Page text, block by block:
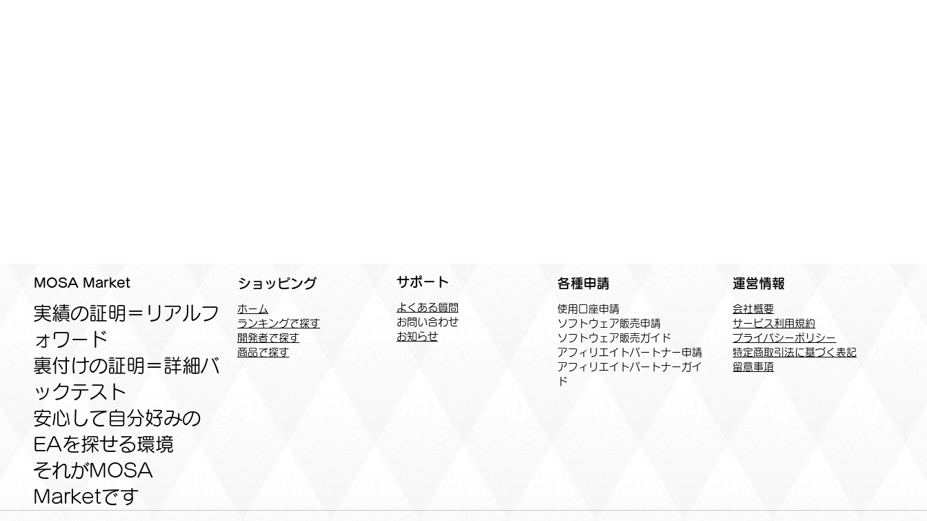
MOSA Market
実績の証明＝リアルフ
ォワード
裏付けの証明＝詳細バ
ックテスト
安心して自分好みの
EAを探せる環境
​それがMOSA
Marketです
ショッピング
ホーム
ランキングで探す
開発者で探す
商品で探す
サポート
よくある質問
お問い合わせ
お知らせ
各種申請
​使用口座申請
ソフトウェア販売申請
ソフトウェア販売ガイド
アフィリエイトパートナー申請​
​アフィリエイトパートナーガイ
ド
運営情報
会社概要
サービス利用規約
プライバシーポリシー
特定商取引法に基づく表記
​留意事項